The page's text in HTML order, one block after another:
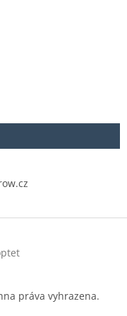
práva vyhrazena.